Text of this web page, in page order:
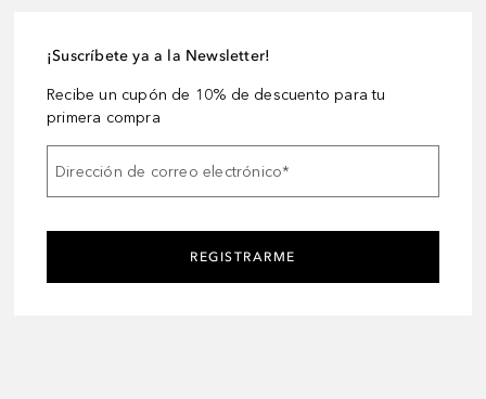
¡Suscríbete ya a la Newsletter!
Recibe un cupón de 10% de descuento para tu
primera compra
Dirección de correo electrónico*
REGISTRARME